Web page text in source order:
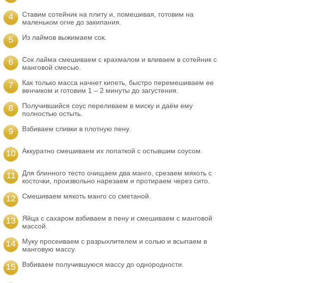
4
Ставим сотейник на плиту и, помешивая, готовим на
маленьком огне до закипания.
5 Из лаймов выжимаем сок.
6
Сок лайма смешиваем с крахмалом и вливаем в сотейник с
манговой смесью.
7
Как только масса начнет кипеть, быстро перемешиваем ее
венчиком и готовим 1 – 2 минуты до загустения.
8
Получившийся соус переливаем в миску и даём ему
полностью остыть.
9 Взбиваем сливки в плотную пену.
10 Аккуратно смешиваем их лопаткой с остывшим соусом.
11
Для блинного тесто очищаем два манго, срезаем мякоть с
косточки, произвольно нарезаем и протираем через сито.
12 Смешиваем мякоть манго со сметаной.
13
Яйца с сахаром взбиваем в пену и смешиваем с манговой
массой.
14
Муку просеиваем с разрыхлителем и солью и всыпаем в
манговую массу.
15 Взбиваем получившуюся массу до однородности.